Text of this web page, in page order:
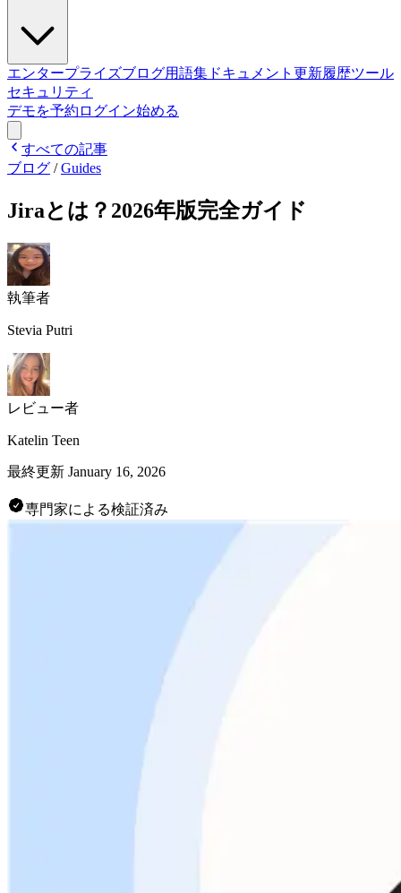
エンタープライズブログ用語集 ドキュメント 更新履歴ツール
セキュリティ
デモを予約 ログイン始める
すべての記事
ブログ /Guides
Jiraとは？2026年版完全ガイド
執筆者
Stevia Putri
レビュー者
Katelin Teen
最終更新 January 16, 2026
専門家による検証済み